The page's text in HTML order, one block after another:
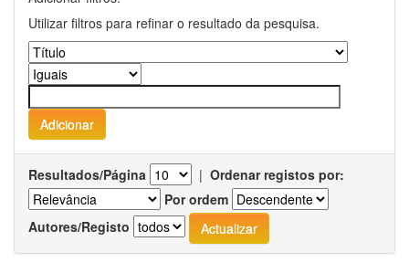
Utilizar filtros para refinar o resultado da pesquisa.
Resultados/Página | Ordenar registos por:
Por ordem
Autores/Registo